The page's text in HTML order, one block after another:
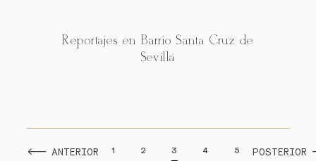
Reportajes en Barrio Santa Cruz de
Sevilla
ANTERIOR 1 2 3 4 5 POSTERIOR